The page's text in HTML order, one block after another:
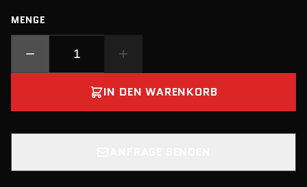
MENGE
IN DEN WARENKORB